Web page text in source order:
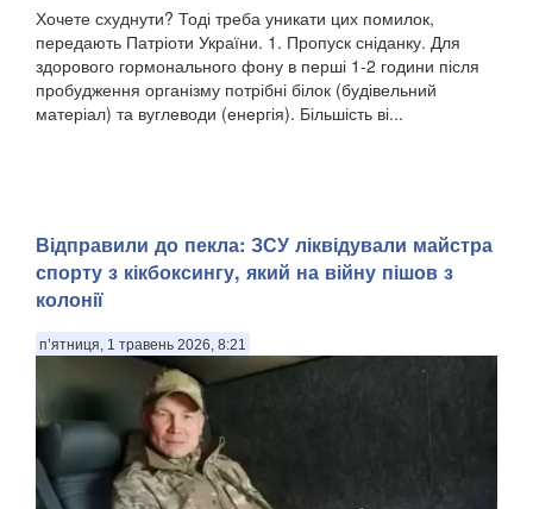
Хочете схуднути? Тоді треба уникати цих помилок,
передають Патріоти України. 1. Пропуск сніданку. Для
здорового гормонального фону в перші 1-2 години після
пробудження організму потрібні білок (будівельний
матеріал) та вуглеводи (енергія). Більшість ві...
Відправили до пекла: ЗСУ ліквідували майстра
спорту з кікбоксингу, який на війну пішов з
колонії
п’ятниця, 1 травень 2026, 8:21